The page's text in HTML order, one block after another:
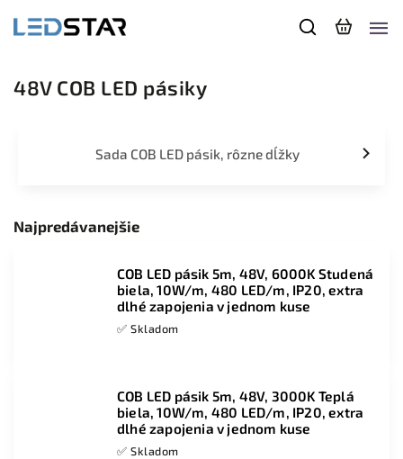
48V COB LED pásiky
Sada COB LED pásik, rôzne dĺžky
Najpredávanejšie
COB LED pásik 5m, 48V, 6000K Studená
biela, 10W/m, 480 LED/m, IP20, extra
dlhé zapojenia v jednom kuse
✅ Skladom
COB LED pásik 5m, 48V, 3000K Teplá
biela, 10W/m, 480 LED/m, IP20, extra
dlhé zapojenia v jednom kuse
✅ Skladom